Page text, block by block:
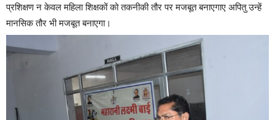
प्रशिक्षण न केवल महिला शिक्षकों को तकनीकी तौर पर मजबूत बनाएगाए अपितु उन्हें
मानसिक तौर भी मजबूत बनाएगा।